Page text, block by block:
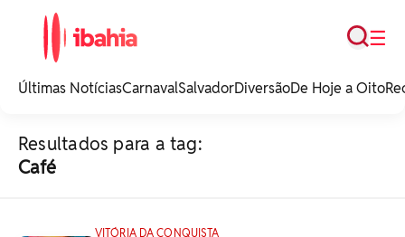
noticias e
☰
Busca
Últimas NotíciasCarnavalSalvadorDiversãoDe Hoje a Oito
Resultados para a tag:
Café
VITÓRIA DA CONQUISTA